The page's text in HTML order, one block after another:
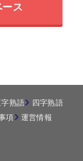
ス
字熟語
四字熟語
項
運営情報